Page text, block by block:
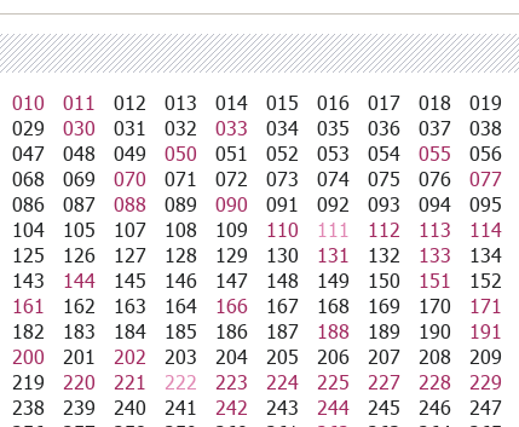
010 011 012 013 014 015 016 017 018
019
029 030 031 032 033 034 035 036 037
038
047 048 049 050 051 052 053 054 055
056
068 069 070 071 072 073 074 075 076
077
086 087 088 089 090 091 092 093 094
095
104 105 107 108 109 110 111 112 113
114
125 126 127 128 129 130 131 132 133
134
143 144 145 146 147 148 149 150 151
152
161 162 163 164 166 167 168 169 170
171
182 183 184 185 186 187 188 189 190
191
200 201 202 203 204 205 206 207 208
209
219 220 221 222 223 224 225 227 228
229
238 239 240 241 242 243 244 245 246
247